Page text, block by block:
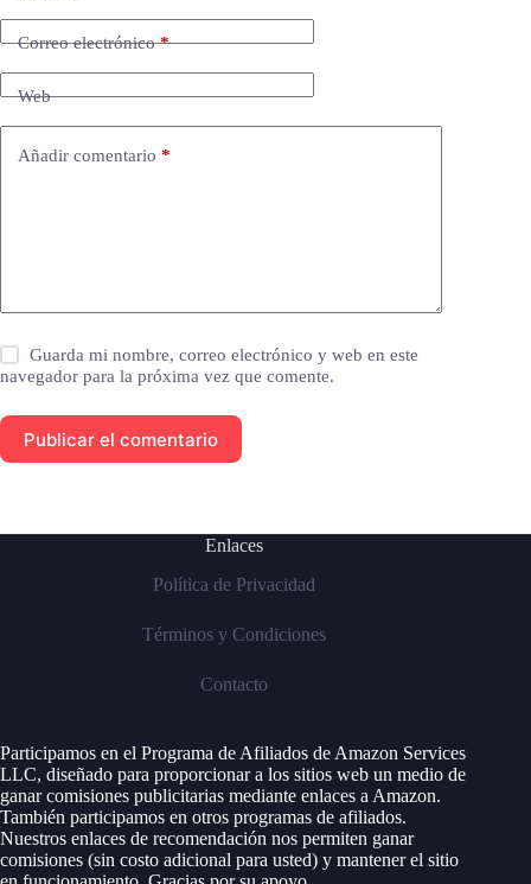
Correo electrónico*
Web
Añadir comentario *
Guarda mi nombre, correo electrónico y web en este
navegador para la próxima vez que comente.
Publicar el comentario
Enlaces
Política de Privacidad
Términos y Condiciones
Contacto
Participamos en el Programa de Afiliados de Amazon Services
LLC, diseñado para proporcionar a los sitios web un medio de
ganar comisiones publicitarias mediante enlaces a Amazon.
También participamos en otros programas de afiliados.
Nuestros enlaces de recomendación nos permiten ganar
comisiones (sin costo adicional para usted) y mantener el sitio